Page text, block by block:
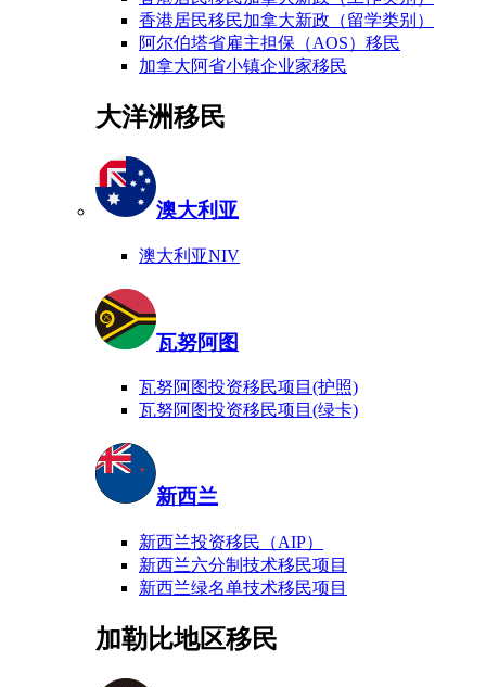
香港居民移民加拿大新政（留学类别）
阿尔伯塔省雇主担保（AOS）移民
加拿大阿省小镇企业家移民
大洋洲移民
澳大利亚
澳大利亚NIV
瓦努阿图
瓦努阿图投资移民项目(护照)
瓦努阿图投资移民项目(绿卡)
新西兰
新西兰投资移民（AIP）
新西兰六分制技术移民项目
新西兰绿名单技术移民项目
加勒比地区移民